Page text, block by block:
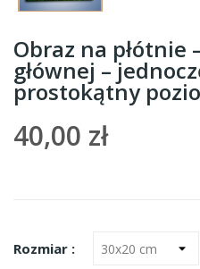
Obraz na płótnie
głównej –
prostokątny
40,00 zł
Rozmiar :